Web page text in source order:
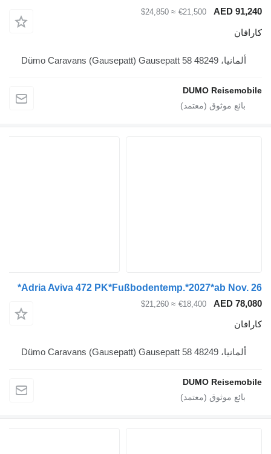
€21,500
≈ $24,850
DUMO
Adria Aviva 472 PK*Fußbodentemp.*2027*ab
€18,400
≈ $21,260
DUMO